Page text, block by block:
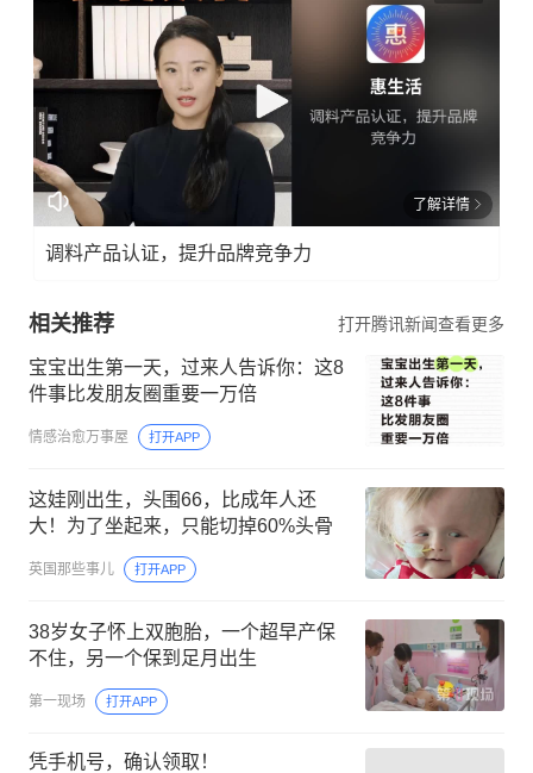
了解详情
调料产品认证，提升品牌竞争力
相关推荐 打开腾讯新闻查看更多
宝宝出生第一天，过来人告诉你：这8
件事比发朋友圈重要一万倍
情感治愈万事屋 打开APP
这娃刚出生，头围66，比成年人还
大！为了坐起来，只能切掉60%头骨
英国那些事儿 打开APP
38岁女子怀上双胞胎，一个超早产保
不住，另一个保到足月出生
第一现场 打开APP
凭手机号，确认领取！